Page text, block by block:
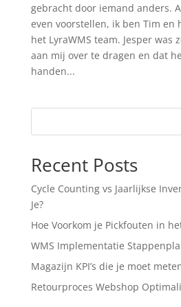
gebracht door iemand anders.
even voorstellen, ik ben Tim en
het LyraWMS team. Jesper was
aan mij over te dragen en dat
handen...
Recent Posts
Cycle Counting vs Jaarlijkse
Je?
Hoe Voorkom je Pickfouten in
WMS Implementatie
Magazijn KPI’s die je moet
Retourproces Webshop